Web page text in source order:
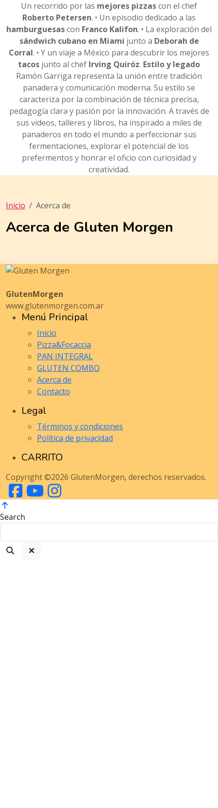
Un recorrido por las mejores pizzascon el chef
Roberto Petersen. • Un episodio dedicado a las
hamburguesascon Franco Kalifon. • La exploración del
sándwich cubano en Miami junto a Deborah de
Corral. • Y un viaje a México para descubrir los mejores
tacos junto al chef Irving Quiróz. Estilo y legado
Ramón Garriga representa la unión entre tradición
panadera y comunicación moderna. Su estilo se
caracteriza por la combinación de técnica precisa,
pedagogía clara y pasión por la innovación. A través de
sus videos, talleres y libros, ha inspirado a miles de
panaderos en todo el mundo a perfeccionar sus
fermentaciones, explorar el potencial de los
prefermentos y honrar el oficio con curiosidad y
creatividad.
Inicio Acerca de
Acerca de Gluten Morgen
GlutenMorgen
www.glutenmorgen.com.ar
Menú Principal
Inicio
Pizza&Focaccia
PAN INTEGRAL
GLUTEN COMBO
Acerca de
Contacto
Legal
Términos y condiciones
Política de privacidad
CARRITO
Copyright ©2026 GlutenMorgen, derechos reservados.
Search